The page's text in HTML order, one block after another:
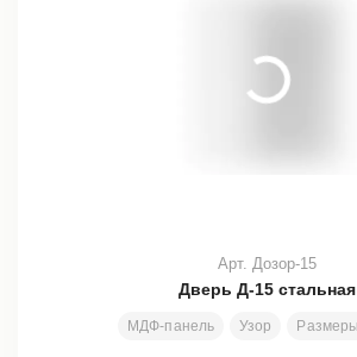
Дверь Д-15 стальная
МДФ-панель Узор Размеры
Арт. Дозор-15